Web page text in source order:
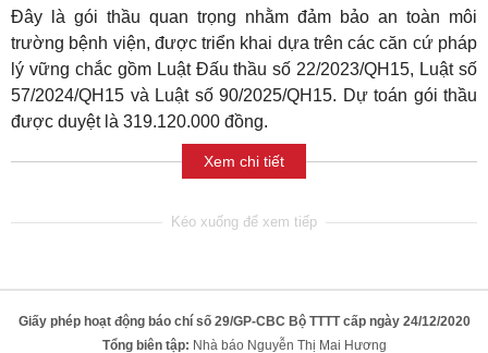
Đây là gói thầu quan trọng nhằm đảm bảo an toàn môi
trường bệnh viện, được triển khai dựa trên các căn cứ pháp
lý vững chắc gồm Luật Đấu thầu số 22/2023/QH15, Luật số
57/2024/QH15 và Luật số 90/2025/QH15. Dự toán gói thầu
được duyệt là 319.120.000 đồng.
Xem chi tiết
Giấy phép hoạt động báo chí số 29/GP-CBC Bộ TTTT cấp ngày 24/12/2020
Tổng biên tập: Nhà báo Nguyễn Thị Mai Hương